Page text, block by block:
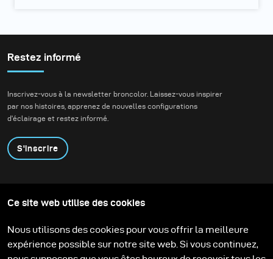
Restez informé
Inscrivez-vous à la newsletter broncolor. Laissez-vous inspirer
par nos histoires, apprenez de nouvelles configurations
d'éclairage et restez informé.
S'inscrire
Contactez-nous
Technologies
Support
Carrière
Media Center
Ce site web utilise des cookies
Nous utilisons des cookies pour vous offrir la meilleure
expérience possible sur notre site web. Si vous continuez,